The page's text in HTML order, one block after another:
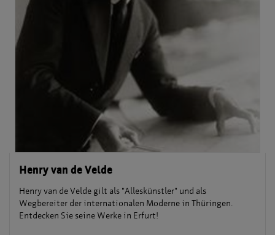
Henry van de Velde
Henry van de Velde gilt als "Alleskünstler" und als
Wegbereiter der internationalen Moderne in Thüringen.
Entdecken Sie seine Werke in Erfurt!